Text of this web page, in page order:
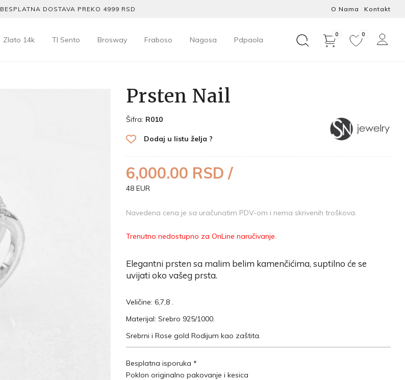
BESPLATNA DOSTAVA PREKO 4999 RSD O Nama Kontakt
Zlato 14k TI Sento Brosway Fraboso Nagosa Pdpaola
0 0
Prsten Nail
Šifra: R010
Dodaj u listu želja ?
6,000.00 RSD /
48 EUR
Navedena cena je sa uračunatim PDV-om i nema skrivenih troškova.
Trenutno nedostupno za OnLine naručivanje.
Elegantni prsten sa malim belim kamenčićima, suptilno će se
uvijati oko vašeg prsta.
Veličine: 6,7,8 .
Materijal: Srebro 925/1000.
Srebrni i Rose gold Rodijum kao zaštita.
Besplatna isporuka *
Poklon originalno pakovanje i kesica